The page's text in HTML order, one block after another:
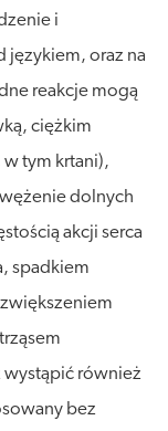
i
językiem, oraz na
reakcje mogą
ciężkim
tym krtani),
dolnych
akcji serca
spadkiem
wystąpić również
bez